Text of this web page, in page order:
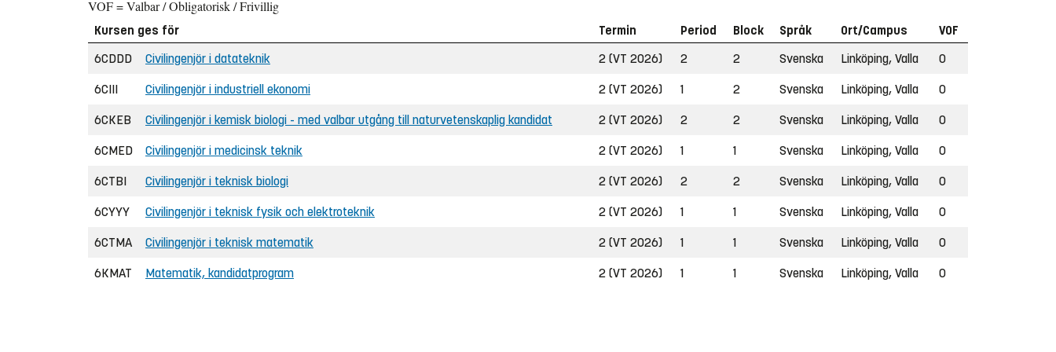
VOF = Valbar / Obligatorisk / Frivillig
Kursen ges för Termin Period Block Språk Ort/Campus
VOF
6CDDD
Civilingenjör i datateknik 2 (VT 2026) 2 2 Svenska Linköping, Valla O
6CIII Civilingenjör i industriell ekonomi 2 (VT 2026) 1 2 Svenska Linköping, Valla O
6CKEB Civilingenjör i kemisk biologi - med valbar utgång till naturvetenskaplig kandidat 2 (VT 2026) 2 2 Svenska Linköping, Valla O
6CMED Civilingenjör i medicinsk teknik 2 (VT 2026) 1 1 Svenska Linköping, Valla O
6CTBI Civilingenjör i teknisk biologi 2 (VT 2026) 2 2 Svenska Linköping, Valla O
6CYYY Civilingenjör i teknisk fysik och elektroteknik 2 (VT 2026) 1 1 Svenska Linköping, Valla O
6CTMA Civilingenjör i teknisk matematik 2 (VT 2026) 1 1 Svenska Linköping, Valla O
6KMAT Matematik, kandidatprogram 2 (VT 2026) 1 1 Svenska Linköping, Valla O